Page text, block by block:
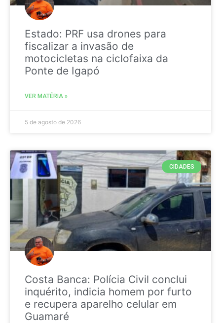
Estado: PRF usa drones para
fiscalizar a invasão de
motocicletas na ciclofaixa da
Ponte de Igapó
VER MATÉRIA »
5 de agosto de 2026
CIDADES
Costa Banca: Polícia Civil conclui
inquérito, indicia homem por furto
e recupera aparelho celular em
Guamaré